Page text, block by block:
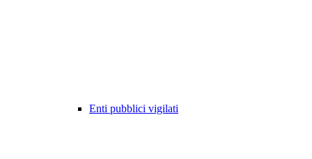
Enti pubblici vigilati